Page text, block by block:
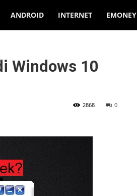
ANDROID INTERNET EMONEY
Windows 10
0
2868